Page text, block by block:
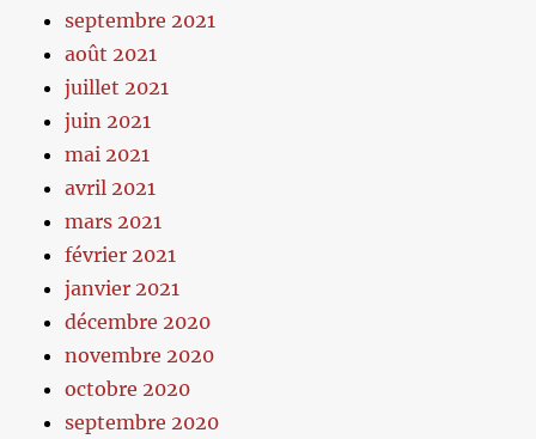
septembre 2021
août 2021
juillet 2021
juin 2021
mai 2021
avril 2021
mars 2021
février 2021
janvier 2021
décembre 2020
novembre 2020
octobre 2020
septembre 2020